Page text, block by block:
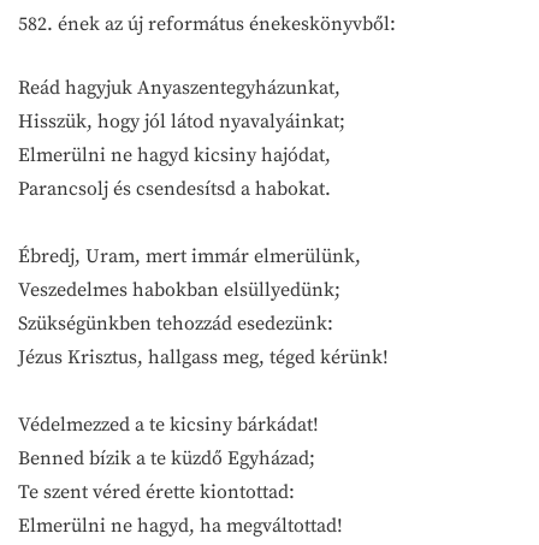
582. ének az új református énekeskönyvből:
Reád hagyjuk Anyaszentegyházunkat,
Hisszük, hogy jól látod nyavalyáinkat;
Elmerülni ne hagyd kicsiny hajódat,
Parancsolj és csendesítsd a habokat.
Ébredj, Uram, mert immár elmerülünk,
Veszedelmes habokban elsüllyedünk;
Szükségünkben tehozzád esedezünk:
Jézus Krisztus, hallgass meg, téged kérünk!
Védelmezzed a te kicsiny bárkádat!
Benned bízik a te küzdő Egyházad;
Te szent véred érette kiontottad:
Elmerülni ne hagyd, ha megváltottad!